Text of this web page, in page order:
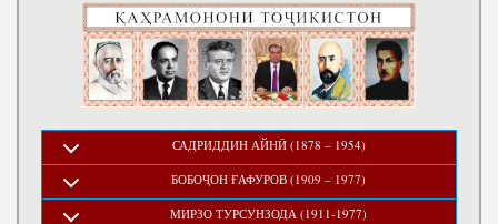
САДРИДДИН АЙНӢ (1878 – 1954)
БОБОҶОН ҒАФУРОВ (1909 – 1977)
МИРЗО ТУРСУНЗОДА (1911-1977)